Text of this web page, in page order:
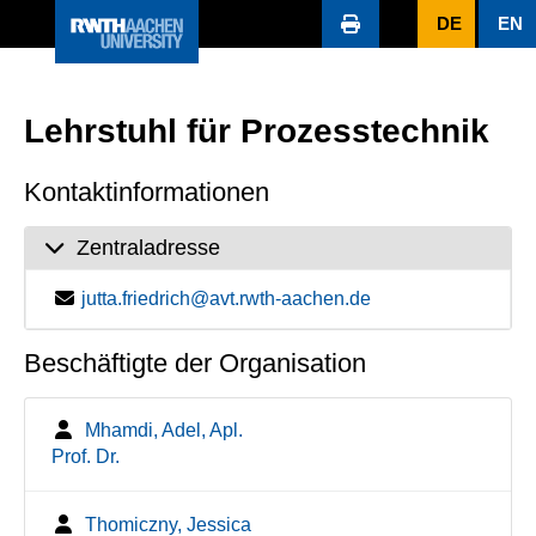
DE EN
Lehrstuhl für Prozesstechnik
Kontaktinformationen
Zentraladresse
jutta.friedrich@avt.rwth-aachen.de
Beschäftigte der Organisation
Mhamdi, Adel, Apl.
Prof. Dr.
Thomiczny, Jessica